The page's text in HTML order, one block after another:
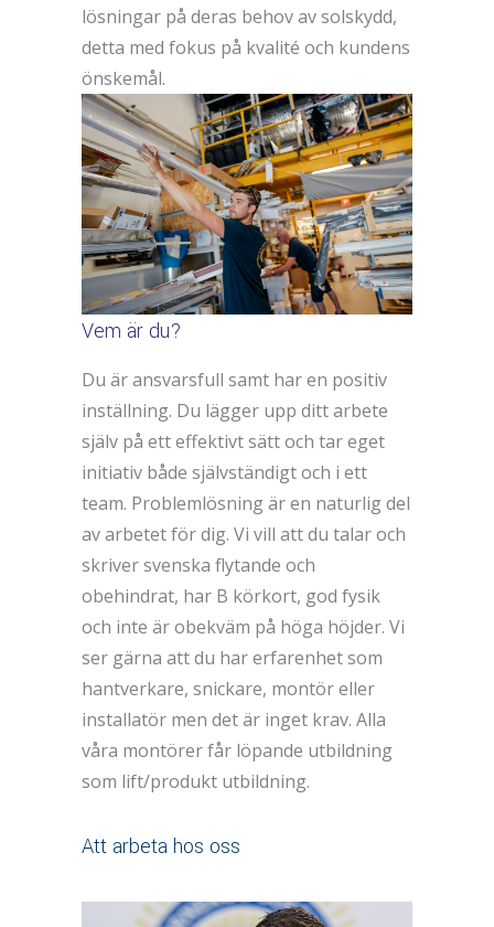
lösningar på deras behov av solskydd,
detta med fokus på kvalité och kundens
önskemål.
Vem är du?
Du är ansvarsfull samt har en positiv
inställning. Du lägger upp ditt arbete
själv på ett effektivt sätt och tar eget
initiativ både självständigt och i ett
team. Problemlösning är en naturlig del
av arbetet för dig. Vi vill att du talar och
skriver svenska flytande och
obehindrat, har B körkort, god fysik
och inte är obekväm på höga höjder. Vi
ser gärna att du har erfarenhet som
hantverkare, snickare, montör eller
installatör men det är inget krav. Alla
våra montörer får löpande utbildning
som lift/produkt utbildning.
Att arbeta hos oss